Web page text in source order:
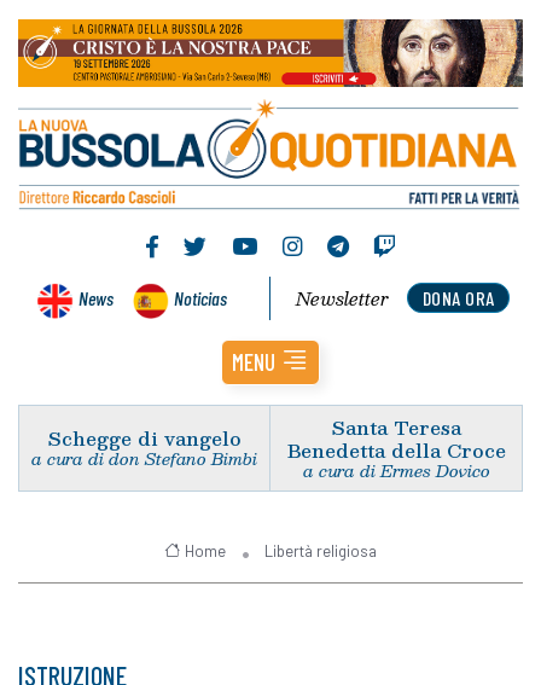
News Noticias DONA ORA
Newsletter
MENU
Schegge di vangelo
a cura di don Stefano Bimbi
Santa Teresa
Benedetta della Croce
a cura di Ermes Dovico
Home Libertà religiosa
ISTRUZIONE